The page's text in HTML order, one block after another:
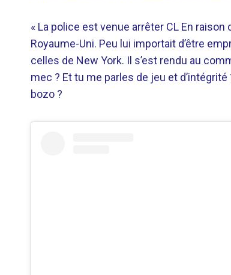
« La police est venue arrêter CL En raison
Royaume-Uni. Peu lui importait d’être
celles de New York. Il s’est rendu au
mec ? Et tu me parles de jeu et d’intégrité
bozo ?